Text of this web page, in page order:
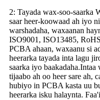
2: Tayada wax-soo-saarka
saar heer-koowaad ah iyo
warshadaha, waxaanan
ISO9001, ISO13485,
PCBA ahaan, waxaanu si
heerarka tayada inta lagu
saarka iyo baakadaha.Intaa
tijaabo ah oo heer sare ah,
hubiyo in PCBA kasta uu
heerarka isku halaynta.